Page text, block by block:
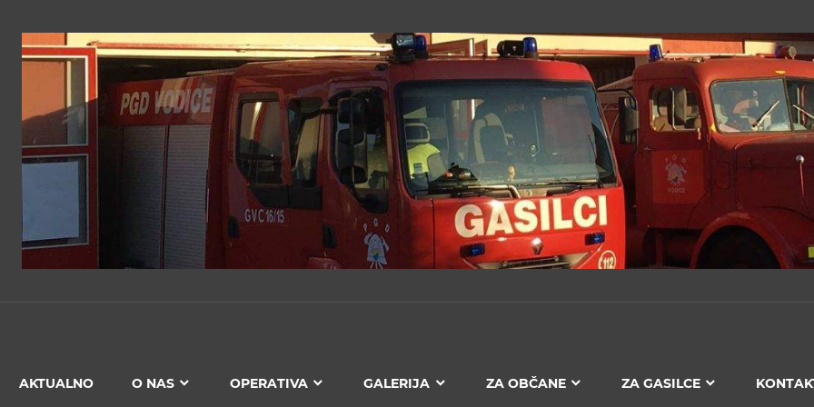
AKTUALNO O NAS OPERATIVA GALERIJA ZA OBČANE ZA GASILCE